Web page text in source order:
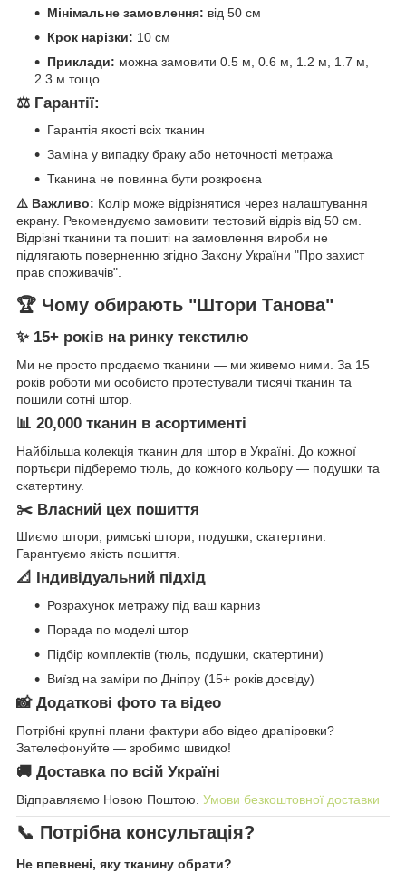
Мінімальне замовлення: від 50 см
Крок нарізки: 10 см
Приклади: можна замовити 0.5 м, 0.6 м, 1.2 м, 1.7 м,
2.3 м тощо
⚖️ Гарантії:
Гарантія якості всіх тканин
Заміна у випадку браку або неточності метража
Тканина не повинна бути розкроєна
⚠️ Важливо: Колір може відрізнятися через налаштування
екрану. Рекомендуємо замовити тестовий відріз від 50 см.
Відрізні тканини та пошиті на замовлення вироби не
підлягають поверненню згідно Закону України "Про захист
прав споживачів".
🏆 Чому обирають "Штори Танова"
✨ 15+ років на ринку текстилю
Ми не просто продаємо тканини — ми живемо ними. За 15
років роботи ми особисто протестували тисячі тканин та
пошили сотні штор.
📊 20,000 тканин в асортименті
Найбільша колекція тканин для штор в Україні. До кожної
портьєри підберемо тюль, до кожного кольору — подушки та
скатертину.
✂️ Власний цех пошиття
Шиємо штори, римські штори, подушки, скатертини.
Гарантуємо якість пошиття.
📐 Індивідуальний підхід
Розрахунок метражу під ваш карниз
Порада по моделі штор
Підбір комплектів (тюль, подушки, скатертини)
Виїзд на заміри по Дніпру (15+ років досвіду)
📸 Додаткові фото та відео
Потрібні крупні плани фактури або відео драпіровки?
Зателефонуйте — зробимо швидко!
🚚 Доставка по всій Україні
Відправляємо Новою Поштою. Умови безкоштовної доставки
📞 Потрібна консультація?
Не впевнені, яку тканину обрати?